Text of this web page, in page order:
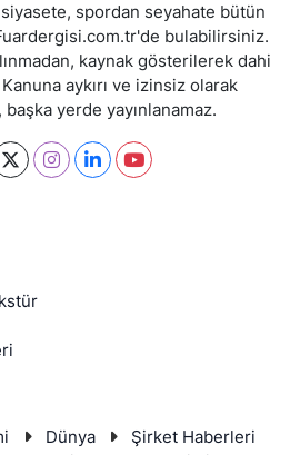
siyasete, spordan seyahate bütün
bulabilirsiniz.
kaynak gösterilerek dahi
aykırı ve izinsiz olarak
yerde yayınlanamaz.
Dünya
Şirket Haberleri